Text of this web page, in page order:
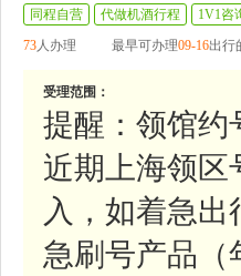
同程自营 代做机酒行程
1V1咨
73人办理 最早可办理09-16出行
受理范围：
提醒：领馆约
近期上海领区
入，如着急
急刷号产品（